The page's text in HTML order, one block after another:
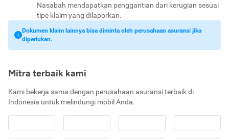
Nasabah mendapatkan penggantian dari kerugian sesuai
tipe klaim yang dilaporkan.
Dokumen klaim lainnya bisa diminta oleh perusahaan asuransi jika
diperlukan.
Mitra terbaik kami
Kami bekerja sama dengan perusahaan asuransi terbaik di
Indonesia untuk melindungi mobil Anda.